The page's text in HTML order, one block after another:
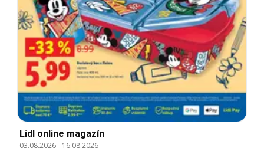
Lidl online magazín
03.08.2026- 16.08.2026